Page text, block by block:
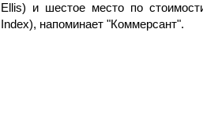
Ellis) и шестое место по
Index), напоминает "Коммерсант".